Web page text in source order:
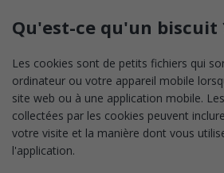
Qu'est-ce qu'un biscuit
Les cookies sont de petits fichiers qui
ordinateur ou votre appareil mobile
site web ou à une application mobile.
collectées par les cookies peuvent
votre visite et la manière dont vous
l'application.